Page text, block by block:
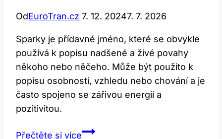
OdEuroTran.cz 7. 12. 20247. 7. 2026
Sparky je přídavné jméno, které se obvykle
používá k popisu nadšené a živé povahy
někoho nebo něčeho. Může být použito k
popisu osobnosti, vzhledu nebo chování a je
často spojeno se zářivou energií a
pozitivitou.
Přečtěte si víceSparky: